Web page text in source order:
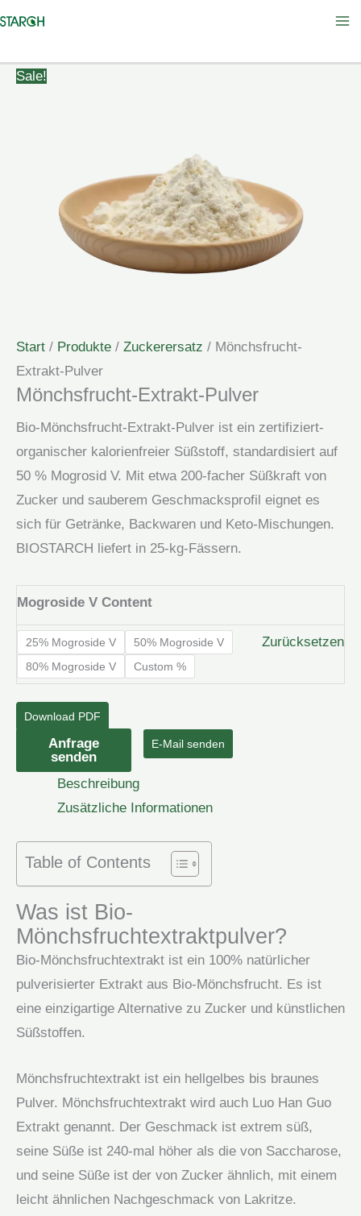
springen
Sale!
Start / Produkte / Zuckerersatz / Mönchsfrucht-
Extrakt-Pulver
Mönchsfrucht-Extrakt-Pulver
Bio-Mönchsfrucht-Extrakt-Pulver ist ein zertifiziert-
organischer kalorienfreier Süßstoff, standardisiert auf
50 % Mogrosid V. Mit etwa 200-facher Süßkraft von
Zucker und sauberem Geschmacksprofil eignet es
sich für Getränke, Backwaren und Keto-Mischungen.
BIOSTARCH liefert in 25-kg-Fässern.
​Mogroside V Content
​25% Mogroside V
​50% Mogroside V
​80% Mogroside V
Custom %
Zurücksetzen
Download PDF
Mönchsfrucht-
Extrakt-
Anfrage
senden
E-Mail senden
Beschreibung
Zusätzliche Informationen
Table of Contents
Was ist Bio-
Mönchsfruchtextraktpulver?
Bio-Mönchsfruchtextrakt ist ein 100% natürlicher
pulverisierter Extrakt aus Bio-Mönchsfrucht. Es ist
eine einzigartige Alternative zu Zucker und künstlichen
Süßstoffen.
Mönchsfruchtextrakt ist ein hellgelbes bis braunes
Pulver. Mönchsfruchtextrakt wird auch Luo Han Guo
Extrakt genannt. Der Geschmack ist extrem süß,
seine Süße ist 240-mal höher als die von Saccharose,
und seine Süße ist der von Zucker ähnlich, mit einem
leicht ähnlichen Nachgeschmack von Lakritze.